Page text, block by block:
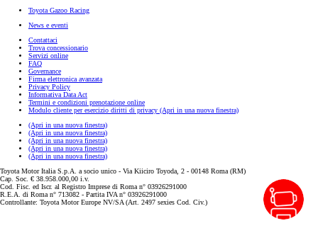
Toyota Gazoo Racing
News e eventi
Contattaci
Trova concessionario
Servizi online
FAQ
Governance
Firma elettronica avanzata
Privacy Policy
Informativa Data Act
Termini e condizioni prenotazione online
Modulo cliente per esercizio diritti di privacy (Apri in una nuova finestra)
(Apri in una nuova finestra)
(Apri in una nuova finestra)
(Apri in una nuova finestra)
(Apri in una nuova finestra)
(Apri in una nuova finestra)
Toyota Motor Italia S.p.A. a socio unico - Via Kiiciro Toyoda, 2 - 00148 Roma (RM)
Cap. Soc. € 38.958.000,00 i.v.
Cod. Fisc. ed Iscr. al Registro Imprese di Roma n° 03926291000
R.E.A. di Roma n° 713082 - Partita IVA n° 03926291000
Controllante: Toyota Motor Europe NV/SA (Art. 2497 sexies Cod. Civ.)